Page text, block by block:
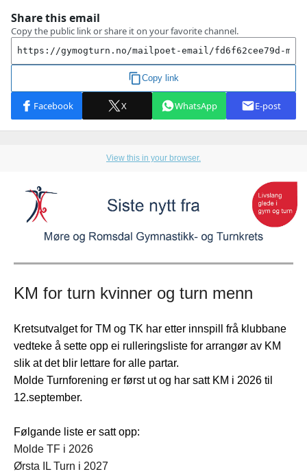
View this in your browser.
KM for turn kvinner og turn menn
Kretsutvalget for TM og TK har etter innspill frå klubbane
vedteke å sette opp ei rulleringsliste for arrangør av KM
slik at det blir lettare for alle partar.
Molde Turnforening er først ut og har satt KM i 2026 til
12.september.
Følgande liste er satt opp:
Molde TF i 2026
Ørsta IL Turn i 2027